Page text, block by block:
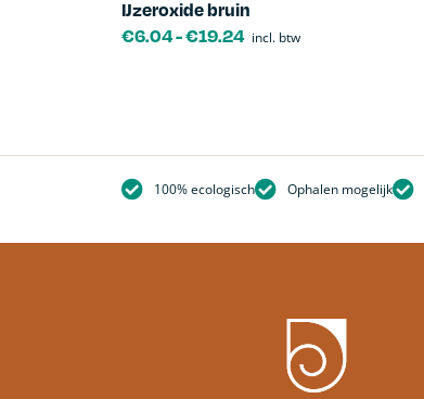
IJzeroxide bruin
€6.04-€19.24 incl. btw
100% ecologisch Ophalen mogelijk